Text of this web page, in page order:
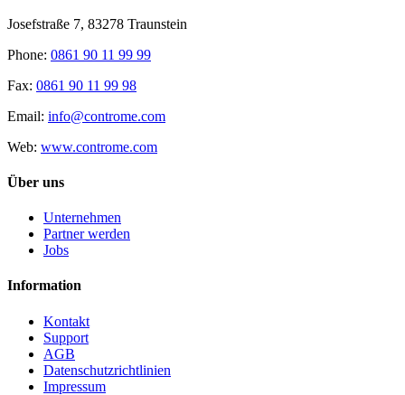
Josefstraße 7, 83278 Traunstein
Phone: 0861 90 11 99 99
Fax: 0861 90 11 99 98
Email: info@controme.com
Web: www.controme.com
Über uns
Unternehmen
Partner werden
Jobs
Information
Kontakt
Support
AGB
Datenschutzrichtlinien
Impressum